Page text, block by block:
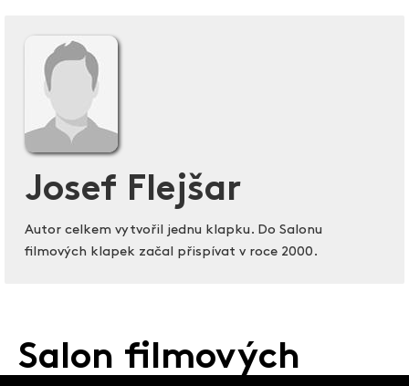
Josef Flejšar
Autor celkem vytvořil jednu klapku. Do Salonu
filmových klapek začal přispívat v roce 2000.
Salon filmových